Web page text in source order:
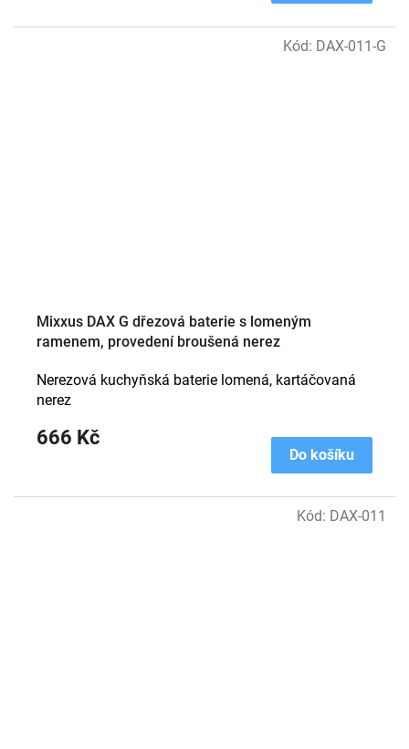
Mixxus DAX G dřezová baterie s lomeným
ramenem, provedení broušená nerez
666 Kč
Do košíku
Nerezová kuchyňská baterie lomená, kartáčovaná
nerez
Kód: DAX-011-G
Kód: DAX-011